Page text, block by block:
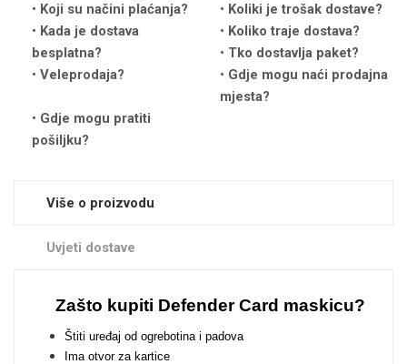
Koji su načini plaćanja?
Koliki je trošak dostave?
Kada je dostava
besplatna?
Koliko traje dostava?
Tko dostavlja paket?
Veleprodaja?
Gdje mogu naći prodajna
mjesta?
Gdje mogu pratiti
pošiljku?
Više o proizvodu
Uvjeti dostave
Zašto kupiti Defender Card maskicu?
Štiti uređaj od ogrebotina i padova
Ima otvor za kartice
Quotes Collection